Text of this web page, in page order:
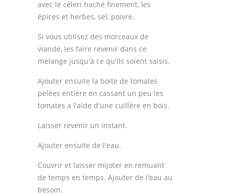
avec le céleri haché finement, les
épices et herbes, sel, poivre.
Si vous utilisez des morceaux de
viande, les faire revenir dans ce
mélange jusqu'à ce qu'ils soient saisis.
Ajouter ensuite la boite de tomates
pelées entière en cassant un peu les
tomates a l'aide d'une cuillère en bois.
Laisser revenir un instant.
Ajouter ensuite de l'eau.
Couvrir et laisser mijoter en remuant
de temps en temps. Ajouter de l'eau au
besoin.